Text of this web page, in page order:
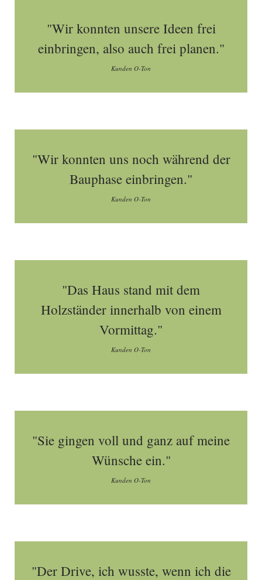
"Wir konnten unsere Ideen frei
einbringen, also auch frei planen."
Kunden O-Ton
"Wir konnten uns noch während der
Bauphase einbringen."
Kunden O-Ton
"Das Haus stand mit dem
Holzständer innerhalb von einem
Vormittag."
Kunden O-Ton
"Sie gingen voll und ganz auf meine
Wünsche ein."
Kunden O-Ton
"Der Drive, ich wusste, wenn ich die